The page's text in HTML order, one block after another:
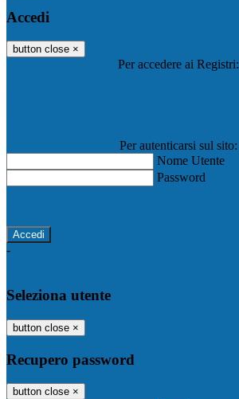
Accedi
button close ×
Per accedere ai Registri:
Per autenticarsi sul sito:
Nome Utente
Password
-
Seleziona utente
button close ×
Recupero password
button close ×